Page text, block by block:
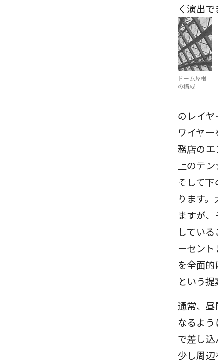
く演出
ドーム屋根
の構成
のレイ
ワイヤ
務店のエ
上のテ
そして
ります
ますが
してい
ーセン
を全面
という
通常、昼
なるよ
で差し
少し周